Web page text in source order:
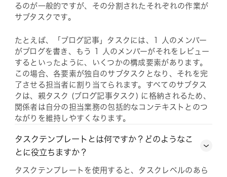
るのが一般的ですが、その分割されたそれぞれの作業が
サブタスクです。
たとえば、「ブログ記事」タスクには、1 人のメンバー
がブログを書き、もう 1 人のメンバーがそれをレビュー
するといったように、いくつかの構成要素があります。
この場合、各要素が独自のサブタスクとなり、それを完
了させる担当者に割り当てられます。すべてのサブタス
クは、親タスク (ブログ記事タスク) に格納されるため、
関係者は自分の担当業務の包括的なコンテキストとのつ
ながりを維持しやすくなります。
タスクテンプレートとは何ですか？どのようなこ
とに役立ちますか？
タスクテンプレートを使用すると、タスクレベルのあら